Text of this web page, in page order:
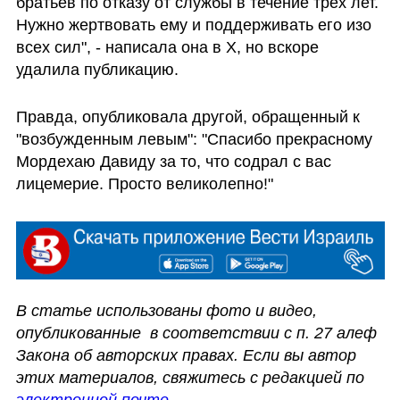
Нужно жертвовать ему и поддерживать его изо
всех сил", - написала она в Х, но вскоре
удалила публикацию.
Правда, опубликовала другой, обращенный к
"возбужденным левым": "Спасибо прекрасному
Мордехаю Давиду за то, что содрал с вас
лицемерие. Просто великолепно!"
В статье использованы фото и видео,
опубликованные  в соответствии с п. 27 алеф
Закона об авторских правах. Если вы автор
этих материалов, свяжитесь с редакцией по